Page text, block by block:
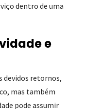
dentro de uma
e
devidos retornos,
mas também
pode assumir